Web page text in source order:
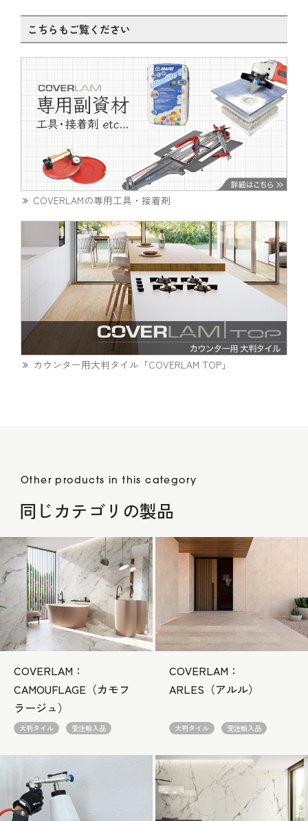
こちらもご覧ください
COVERLAMの専用工具・接着剤
カウンター用大判タイル「COVERLAM TOP」
Other products in this category
同じカテゴリの製品
COVERLAM：
CAMOUFLAGE（カモフ
ラージュ）
大判タイル 受注輸入品
COVERLAM：
ARLES（アルル）
大判タイル 受注輸入品